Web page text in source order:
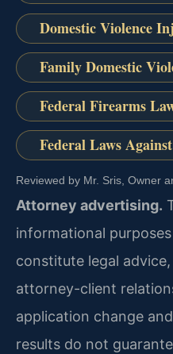
Domestic Violence
Family Domestic
Federal Firearms
Federal Laws
Reviewed by Mr. Sris, Owner
Attorney advertising.
informational
constitute legal
attorney-client
application change
results do not